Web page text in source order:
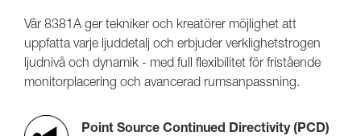
Vår 8381A ger tekniker och kreatörer möjlighet att
uppfatta varje ljuddetalj och erbjuder verklighetstrogen
ljudnivå och dynamik - med full flexibilitet för fristående
monitorplacering och avancerad rumsanpassning.
Point Source Continued Directivity (PCD)